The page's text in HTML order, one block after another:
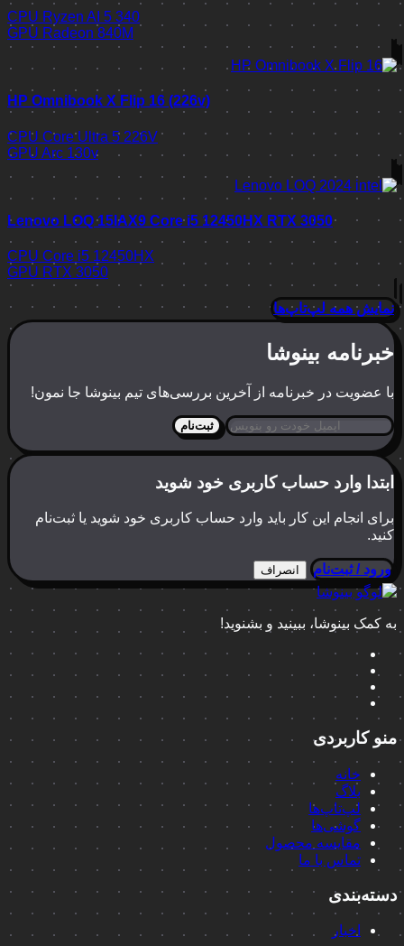
CPU Ryzen AI 5 340
GPU Radeon 840M
HP Omnibook X Flip 16 (226v)
CPU Core Ultra 5 226V
GPU Arc 130v
Lenovo LOQ 15IAX9 Core i5 12450HX RTX 3050
CPU Core i5 12450HX
GPU RTX 3050
نمایش همه لپ‌تاپ‌ها
خبرنامه بینوشا
با عضویت در خبرنامه از آخرین بررسی‌های تیم بینوشا جا نمون!
ثبت‌نام
ابتدا وارد حساب کاربری خود شوید
برای انجام این کار باید وارد حساب کاربری خود شوید یا ثبت‌نام
کنید.
ورود / ثبت‌نام انصراف
به کمک بینوشا، ببینید و بشنوید!
منو کاربردی
خانه
بلاگ
لپ‌تاپ‌ها
گوشی‌ها
مقایسه محصول
تماس با ما
دسته‌بندی
اخبار